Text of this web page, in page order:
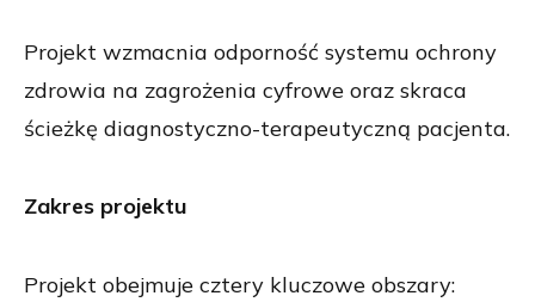
Projekt wzmacnia odporność systemu ochrony
zdrowia na zagrożenia cyfrowe oraz skraca
ścieżkę diagnostyczno-terapeutyczną pacjenta.
Zakres projektu
Projekt obejmuje cztery kluczowe obszary: